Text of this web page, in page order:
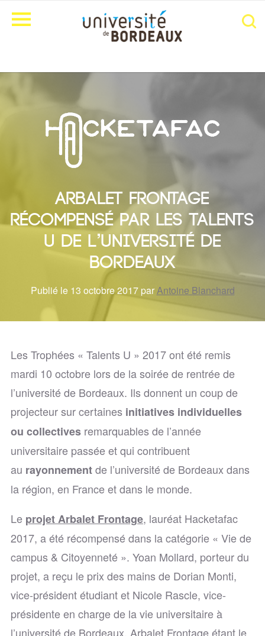
Arbalet Frontage
récompensé par les Talents
U de l’université de
Bordeaux
Publié le 13 octobre 2017 parAntoine Blanchard
Les Trophées « Talents U » 2017 ont été remis
mardi 10 octobre lors de la soirée de rentrée de
l’université de Bordeaux. Ils donnent un coup de
projecteur sur certaines initiatives individuelles
ou collectivesremarquables de l’année
universitaire passée et qui contribuent
au rayonnementde l’université de Bordeaux dans
la région, en France et dans le monde.
Le projet Arbalet Frontage, lauréat Hacketafac
2017, a été récompensé dans la catégorie « Vie de
campus & Citoyenneté ». Yoan Mollard, porteur du
projet, a reçu le prix des mains de Dorian Monti,
vice-président étudiant et Nicole Rascle, vice-
présidente en charge de la vie universitaire à
l’université de Bordeaux. Arbalet Frontage étant le